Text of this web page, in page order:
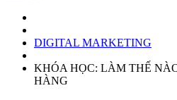
DIGITAL MARKETING
KHÓA HỌC: LÀM THẾ
HÀNG